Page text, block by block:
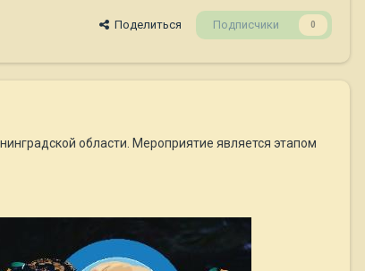
Поделиться Подписчики 0
области. Мероприятие является этапом